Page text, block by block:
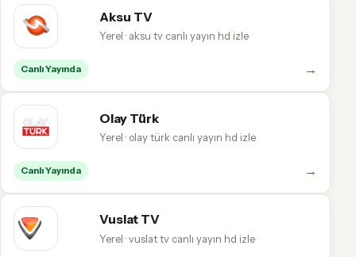
Aksu TV
Yerel · aksu tv canlı yayın hd izle
Canlı Yayında →
Olay Türk
Yerel · olay türk canlı yayın hd izle
Canlı Yayında →
Vuslat TV
Yerel · vuslat tv canlı yayın hd izle